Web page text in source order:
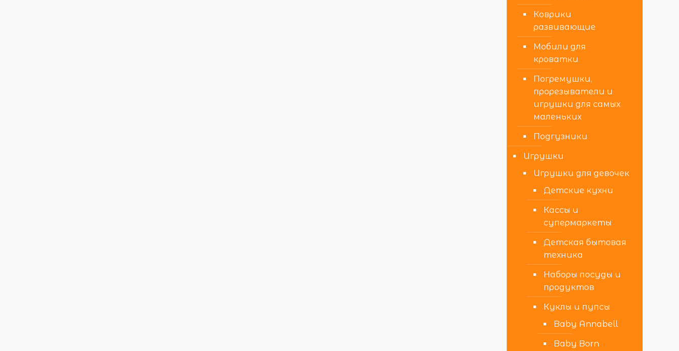
Коврики
развивающие
Мобили для
кроватки
Погремушки,
прорезыватели и
игрушки для самых
маленьких
Подгузники
Игрушки
Игрушки для девочек
Детские кухни
Кассы и
супермаркеты
Детская бытовая
техника
Наборы посуды и
продуктов
Куклы и пупсы
Baby Annabell
Baby Born